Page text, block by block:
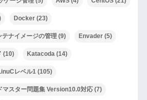
Docker(23)
ナイメージの管理(9) Envader(5)
(10) Katacoda (14)
レベル1 (105)
マスター問題集 Version10.0対応(7)